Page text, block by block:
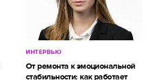
ИНТЕРВЬЮ
От ремонта к эмоциональной
стабильности: как работает